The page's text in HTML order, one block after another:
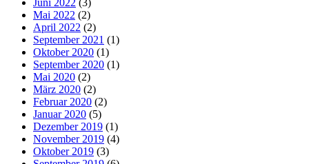
Juni 2022 (3)
Mai 2022 (2)
April 2022 (2)
September 2021 (1)
Oktober 2020 (1)
September 2020 (1)
Mai 2020 (2)
März 2020 (2)
Februar 2020 (2)
Januar 2020 (5)
Dezember 2019 (1)
November 2019 (4)
Oktober 2019 (3)